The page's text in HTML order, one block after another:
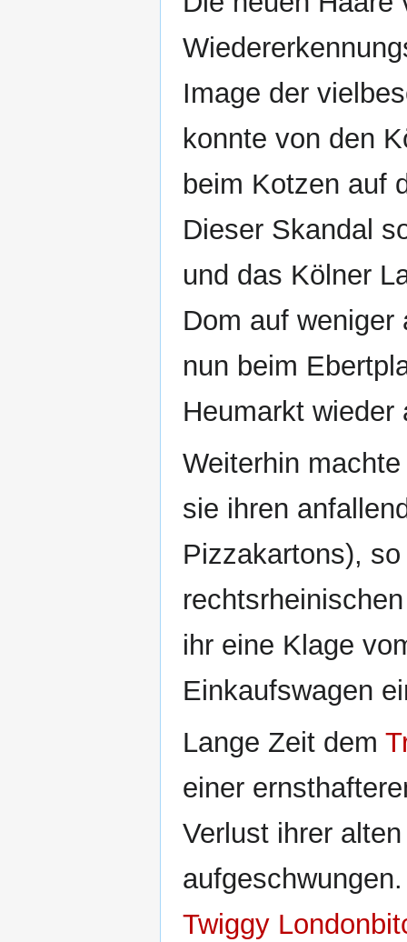
Image der
konnte von den
beim Kotzen auf
Dieser Skandal
und das Kölner
Dom auf
nun beim
Heumarkt wieder
Weiterhin
sie ihren
Pizzakartons),
ihr eine Klage
Einkaufswagen
Lange Zeit dem
einer
Verlust ihrer
Twiggy